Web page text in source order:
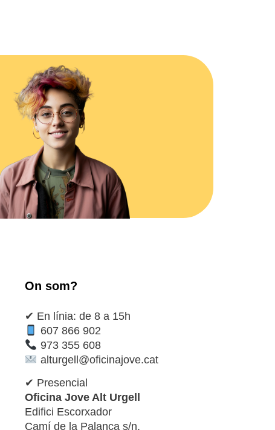
On som?
✔ En línia: de 8 a 15h
607 866 902
973 355 608
alturgell@oficinajove.cat
✔ Presencial
Oficina Jove Alt Urgell
Edifici Escorxador
Camí de la Palanca s/n.